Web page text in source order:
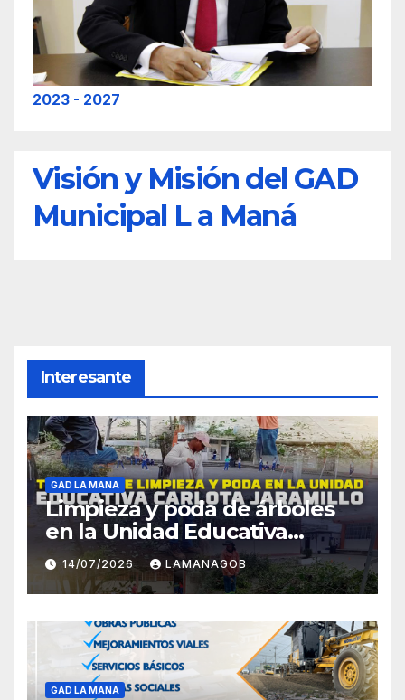
2023 - 2027
Visión y Misión del GAD
Municipal L a Maná
Interesante
GAD LA MANA
Limpieza y poda de árboles
en la Unidad Educativa
Carlota Jaramillo
14/07/2026 LAMANAGOB
GAD LA MANA